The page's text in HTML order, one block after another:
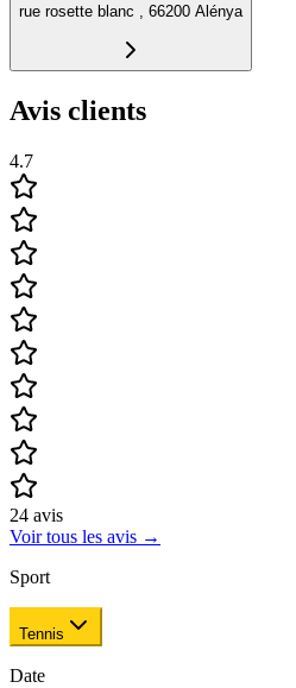
rue rosette blanc , 66200 Alénya
Avis clients
4.7
24 avis
Voir tous les avis →
Sport
Tennis
Date